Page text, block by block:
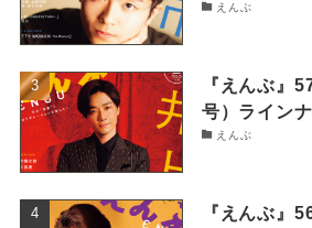
えんぶ
『えんぶ』
号）ライン
えんぶ
『えんぶ』